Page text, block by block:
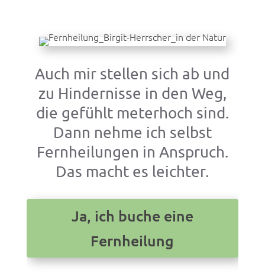
Auch mir stellen sich ab und
zu Hindernisse in den Weg,
die gefühlt meterhoch sind.
Dann nehme ich selbst
Fernheilungen in Anspruch.
Das macht es leichter.
Ja, ich buche eine
Fernheilung